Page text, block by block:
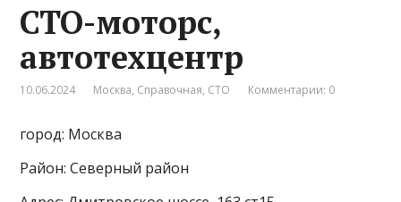
СТО-моторс,
автотехцентр
10.06.2024 Москва, Справочная, СТО Комментарии: 0
город: Москва
Район: Северный район